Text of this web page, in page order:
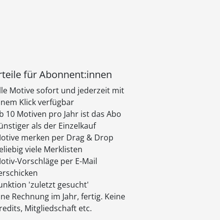
für Abonnent:innen
Motive sofort und jederzeit mit
Klick verfügbar
10 Motiven pro Jahr ist das Abo
als der Einzelkauf
merken per Drag & Drop
viele Merklisten
Vorschläge per E-Mail
'zuletzt gesucht'
Rechnung im Jahr, fertig. Keine
Mitgliedschaft etc.